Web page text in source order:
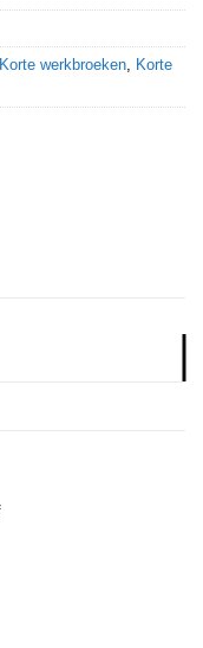
Korte werkbroeken, Korte